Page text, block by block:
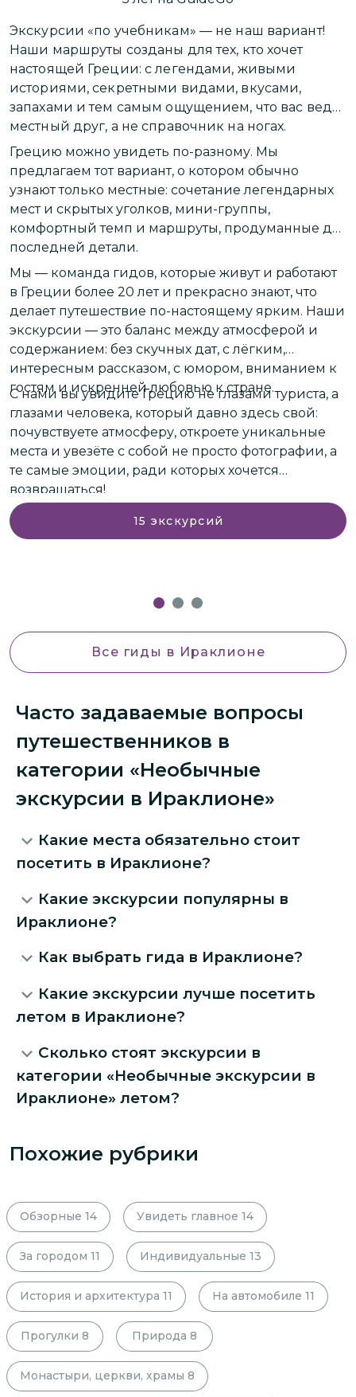
Экскурсии «по учебникам» — не наш вариант!
Наши маршруты созданы для тех, кто хочет
настоящей Греции: с легендами, живыми
историями, секретными видами, вкусами,
запахами и тем самым ощущением, что вас ведёт
местный друг, а не справочник на ногах.
Грецию можно увидеть по-разному. Мы
предлагаем тот вариант, о котором обычно
узнают только местные: сочетание легендарных
мест и скрытых уголков, мини-группы,
комфортный темп и маршруты, продуманные до
последней детали.
Мы — команда гидов, которые живут и работают
в Греции более 20 лет и прекрасно знают, что
делает путешествие по-настоящему ярким. Наши
экскурсии — это баланс между атмосферой и
содержанием: без скучных дат, с лёгким,
интересным рассказом, с юмором, вниманием к
гостям и искренней любовью к стране.
С нами вы увидите Грецию не глазами туриста, а
глазами человека, который давно здесь свой:
почувствуете атмосферу, откроете уникальные
места и увезёте с собой не просто фотографии, а
те самые эмоции, ради которых хочется
возвращаться!
15 экскурсий
Все гиды в Ираклионе
Часто задаваемые вопросы
путешественников в
категории «Необычные
экскурсии в Ираклионе»
Какие места обязательно стоит
посетить в Ираклионе?
Какие экскурсии популярны в
Ираклионе?
Как выбрать гида в Ираклионе?
Какие экскурсии лучше посетить
летом в Ираклионе?
Сколько стоят экскурсии в
категории «Необычные экскурсии в
Ираклионе» летом?
Похожие рубрики
Обзорные 14 Увидеть главное 14
За городом 11 Индивидуальные 13
История и архитектура 11 На автомобиле 11
Прогулки 8 Природа 8
Монастыри, церкви, храмы 8